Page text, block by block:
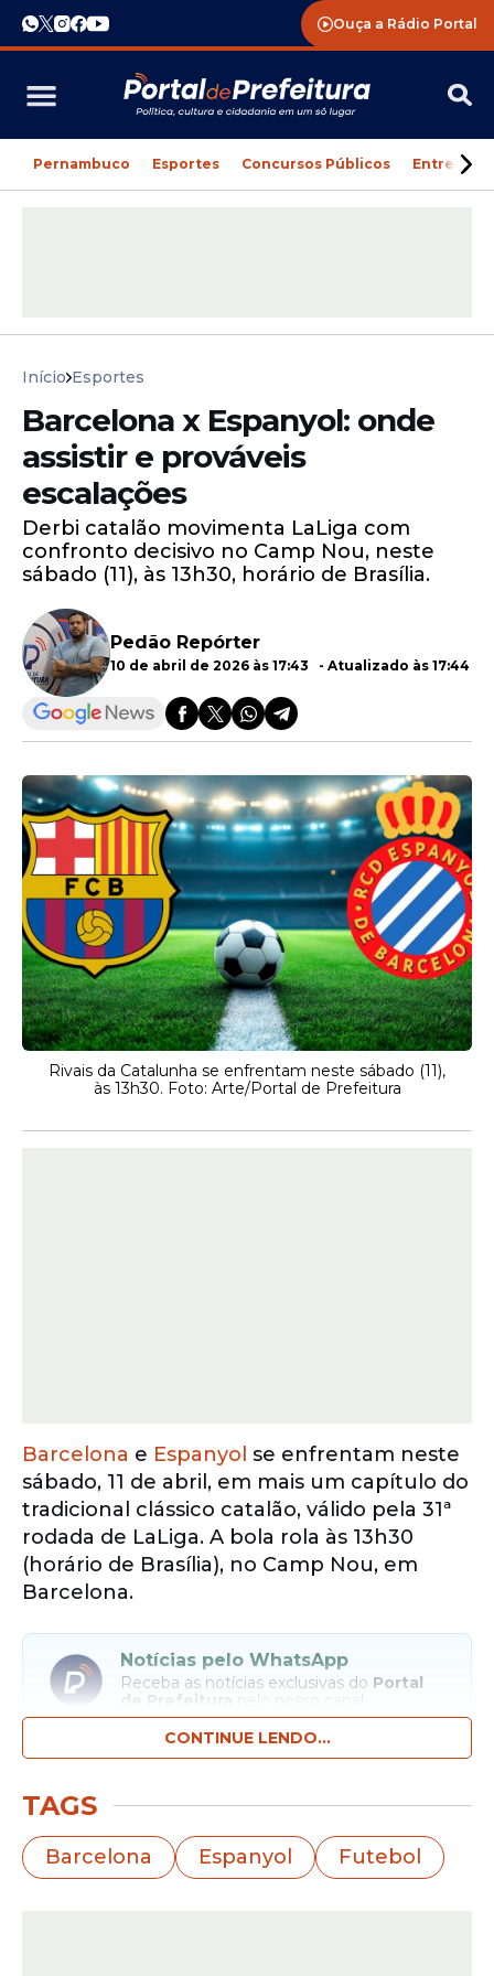
Ouça a Rádio Portal
Pernambuco Esportes Concursos Públicos
Início Esportes
Barcelona x Espanyol: onde
assistir e prováveis
escalações
Derbi catalão movimenta LaLiga com
confronto decisivo no Camp Nou, neste
sábado (11), às 13h30, horário de Brasília.
Pedão Repórter
10 de abril de 2026 às 17:43 - Atualizado às 17:44
Rivais da Catalunha se enfrentam neste sábado (11),
às 13h30. Foto: Arte/Portal de Prefeitura
Barcelona e Espanyol se enfrentam neste
sábado, 11 de abril, em mais um capítulo do
tradicional clássico catalão, válido pela 31ª
rodada de LaLiga. A bola rola às 13h30
(horário de Brasília), no Camp Nou, em
Barcelona.
Notícias pelo WhatsApp
Receba as notícias exclusivas do Portal
de Prefeitura
pelo nosso canal.
Entrar no canal
importante da temporada e promete
movimentar o Campeonato Espanhol,
CONTINUE LENDO...
TAGS
Barcelona Espanyol Futebol